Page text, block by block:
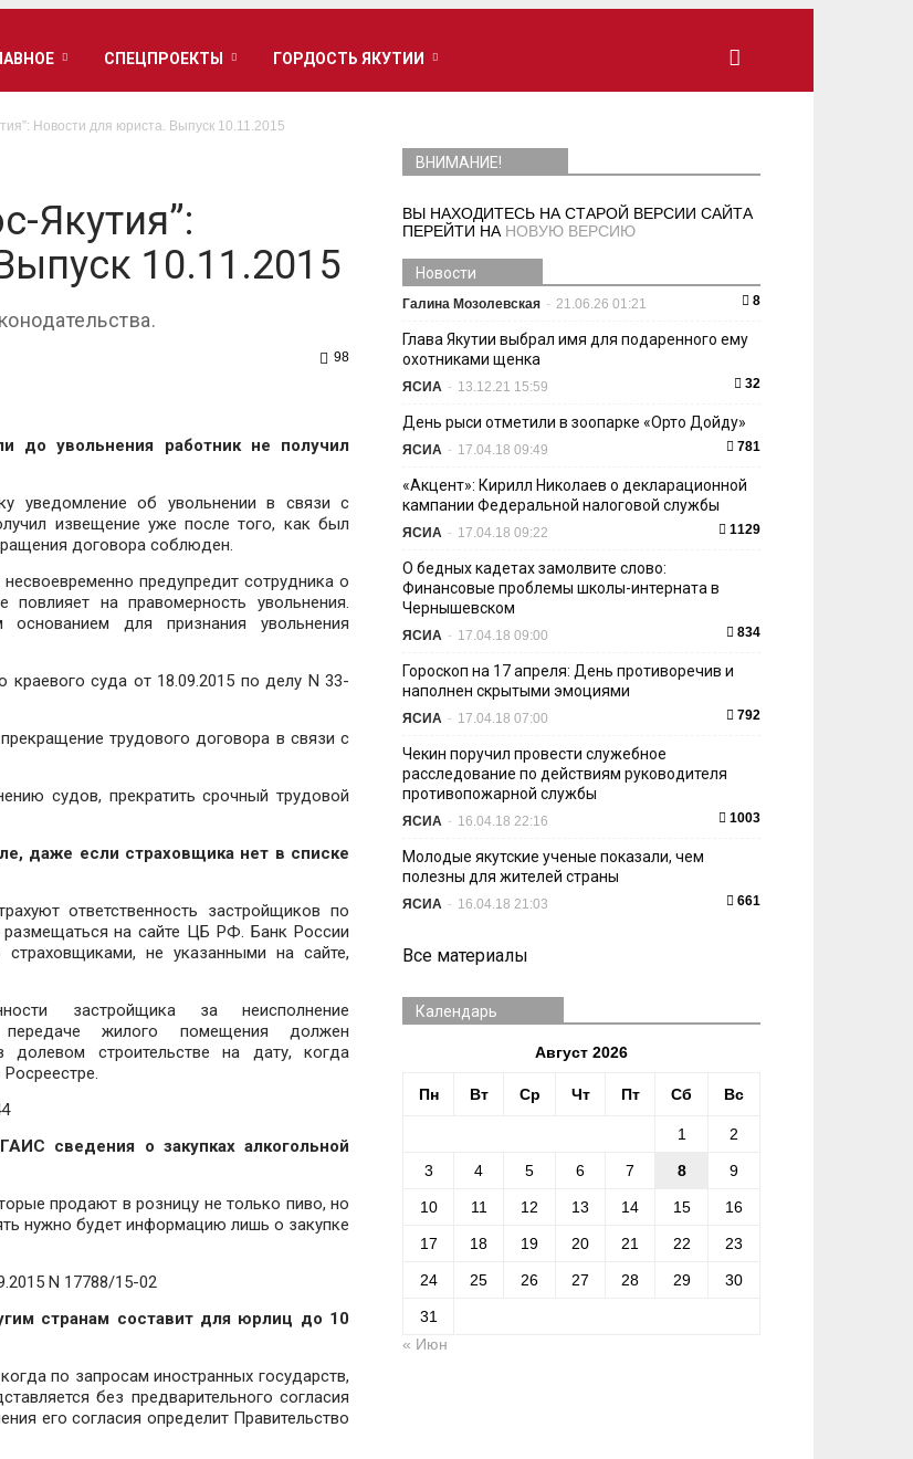
СПЕЦПРОЕКТЫ ГОРДОСТЬ ЯКУТИИ
Новости для юриста. Выпуск 10.11.2015
Якутия”:
10.11.2015
98
до увольнения работник не получил
уведомление об увольнении в связи с
извещение уже после того, как был
договора соблюден.
предупредит сотрудника о
на правомерность увольнения.
для признания увольнения
суда от 18.09.2015 по делу N 33-
трудового договора в связи с
судов, прекратить срочный трудовой
даже если страховщика нет в списке
ответственность застройщиков по
размещаться на сайте ЦБ РФ. Банк России
не указанными на сайте,
застройщика за неисполнение
передаче жилого помещения должен
долевом строительстве на дату, когда
сведения о закупках алкогольной
продают в розницу не только пиво, но
нужно будет информацию лишь о закупке
N 17788/15-02
странам составит для юрлиц до 10
по запросам иностранных государств,
без предварительного согласия
его согласия определит Правительство
ВНИМАНИЕ!
ВЫ НАХОДИТЕСЬ НА СТАРОЙ ВЕРСИИ САЙТА
ПЕРЕЙТИ НА НОВУЮ ВЕРСИЮ
Новости
Галина Мозолевская - 21.06.26 01:21 8
Глава Якутии выбрал имя для подаренного ему
охотниками щенка
ЯСИА - 13.12.21 15:59 32
День рыси отметили в зоопарке «Орто Дойду»
ЯСИА - 17.04.18 09:49 781
«Акцент»: Кирилл Николаев о декларационной
кампании Федеральной налоговой службы
ЯСИА - 17.04.18 09:22 1129
О бедных кадетах замолвите слово:
Финансовые проблемы школы-интерната в
Чернышевском
ЯСИА - 17.04.18 09:00 834
Гороскоп на 17 апреля: День противоречив и
наполнен скрытыми эмоциями
ЯСИА - 17.04.18 07:00 792
Чекин поручил провести служебное
расследование по действиям руководителя
противопожарной службы
ЯСИА - 16.04.18 22:16 1003
Молодые якутские ученые показали, чем
полезны для жителей страны
ЯСИА - 16.04.18 21:03 661
Все материалы
Календарь
Август 2026
Пн Вт Ср Чт Пт Сб Вс
1 2
3 4 5 6 7 8 9
10 11 12 13 14 15 16
17 18 19 20 21 22 23
24 25 26 27 28 29 30
31
« Июн